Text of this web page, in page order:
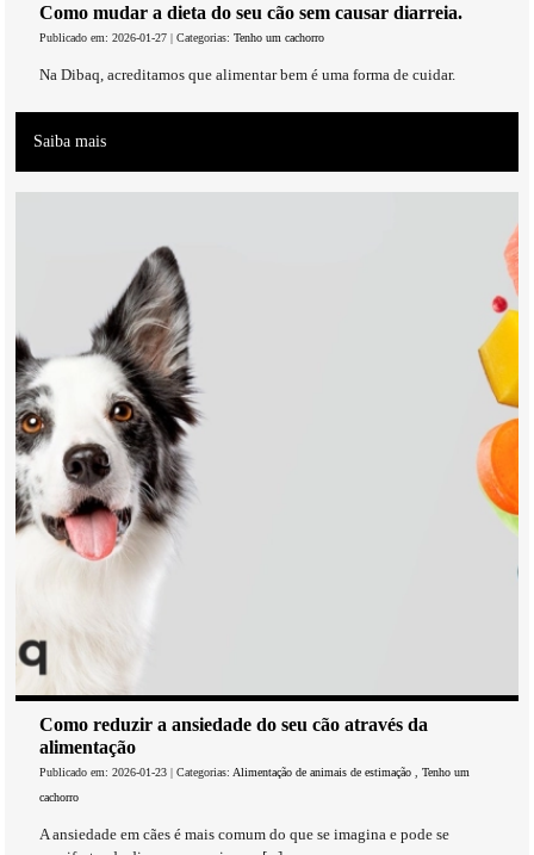
Como mudar a dieta do seu cão sem causar diarreia.
Publicado em: 2026-01-27 | Categorias:Tenho um cachorro
Na Dibaq, acreditamos que alimentar bem é uma forma de cuidar.
Saiba mais
Como reduzir a ansiedade do seu cão através da
alimentação
Publicado em: 2026-01-23 | Categorias: Alimentação de animais de estimação ,Tenho um
cachorro
A ansiedade em cães é mais comum do que se imagina e pode se